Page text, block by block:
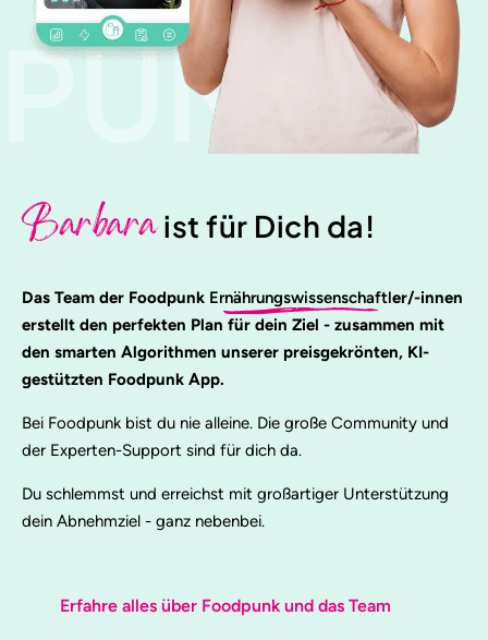
PUNK
Barbaraist für Dich da!
Das Team der Foodpunk Ernährungswissenschaftler/-innen
erstellt den perfekten Plan für dein Ziel - zusammen mit
den smarten Algorithmen unserer preisgekrönten, KI-
gestützten Foodpunk App.
Bei Foodpunk bist du nie alleine. Die große Community und
der Experten-Support sind für dich da.
Du schlemmst und erreichst mit großartiger Unterstützung
dein Abnehmziel - ganz nebenbei.
Erfahre alles über Foodpunk und das Team